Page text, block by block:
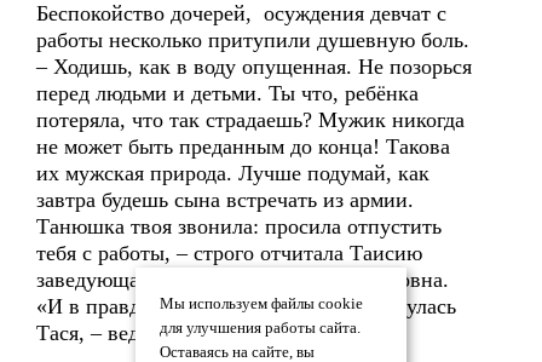
Беспокойство дочерей, осуждения девчат с
работы несколько притупили душевную боль.
– Ходишь, как в воду опущенная. Не позорься
перед людьми и детьми. Ты что, ребёнка
потеряла, что так страдаешь? Мужик никогда
не может быть преданным до конца! Такова
их мужская природа. Лучше подумай, как
завтра будешь сына встречать из армии.
Танюшка твоя звонила: просила отпустить
тебя с работы, – строго отчитала Таисию
заведующая столовой Валентина Петровна.
«И в правду, стыд-то какой, – встрепенулась
Тася, – ведь знала же всё наперёд».
Мы используем файлы cookie
для улучшения работы сайта.
Оставаясь на сайте, вы